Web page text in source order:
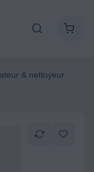
& nettoyeur